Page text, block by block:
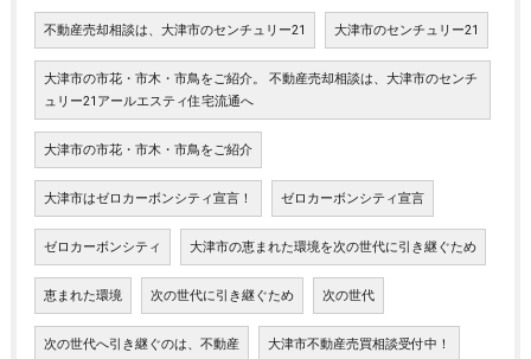
不動産売却相談は、大津市のセンチュリー21 大津市のセンチュリー21
大津市の市花・市木・市鳥をご紹介。 不動産売却相談は、大津市のセンチ
ュリー21アールエスティ住宅流通へ
大津市の市花・市木・市鳥をご紹介
大津市はゼロカーボンシティ宣言！ ゼロカーボンシティ宣言
ゼロカーボンシティ 大津市の恵まれた環境を次の世代に引き継ぐため
恵まれた環境 次の世代に引き継ぐため 次の世代
次の世代へ引き継ぐのは、不動産 大津市不動産売買相談受付中！